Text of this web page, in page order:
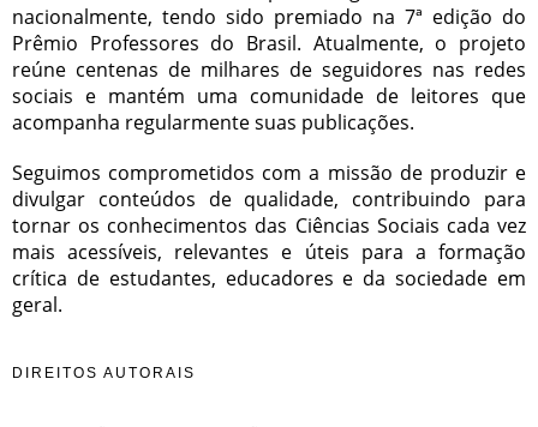
nacionalmente, tendo sido premiado na 7ª edição do
Prêmio Professores do Brasil. Atualmente, o projeto
reúne centenas de milhares de seguidores nas redes
sociais e mantém uma comunidade de leitores que
acompanha regularmente suas publicações.
Seguimos comprometidos com a missão de produzir e
divulgar conteúdos de qualidade, contribuindo para
tornar os conhecimentos das Ciências Sociais cada vez
mais acessíveis, relevantes e úteis para a formação
crítica de estudantes, educadores e da sociedade em
geral.
DIREITOS AUTORAIS